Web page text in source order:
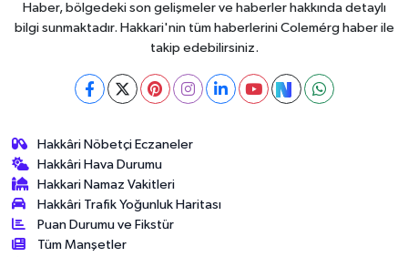
Haber, bölgedeki son gelişmeler ve haberler hakkında detaylı
bilgi sunmaktadır. Hakkari'nin tüm haberlerini Colemérg haber ile
takip edebilirsiniz.
Hakkâri Nöbetçi Eczaneler
Hakkâri Hava Durumu
Hakkari Namaz Vakitleri
Hakkâri Trafik Yoğunluk Haritası
Puan Durumu ve Fikstür
Tüm Manşetler